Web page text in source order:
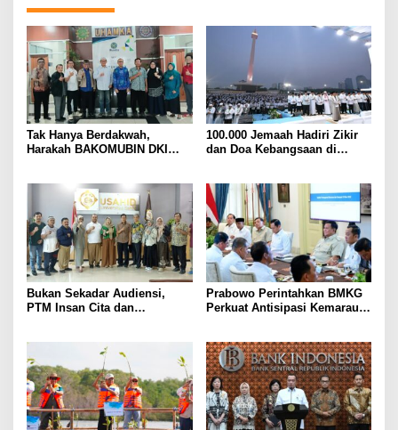
Tak Hanya Berdakwah,
Harakah BAKOMUBIN DKI
Bersama LKLH FH UHAMKA
100.000 Jemaah Hadiri Zikir
dan Doa Kebangsaan di
Bukan Sekadar Audiensi,
PTM Insan Cita dan
Prabowo Perintahkan BMKG
Perkuat Antisipasi Kemarau